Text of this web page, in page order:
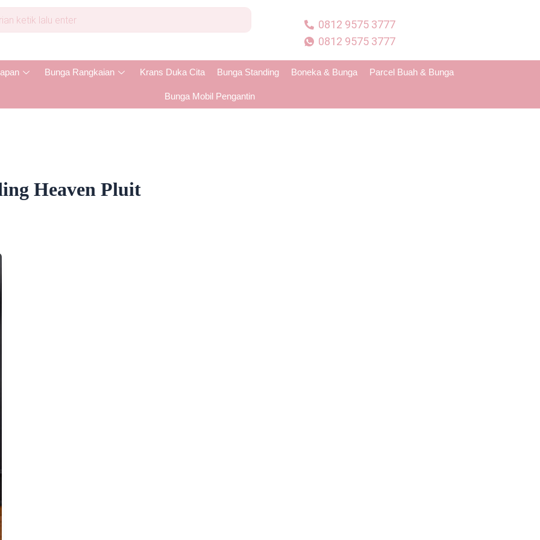
0812 9575 3777
0812 9575 3777
Bunga Rangkaian Krans Duka Cita Bunga Standing Boneka & Bunga Parcel Buah & Bunga
Bunga Mobil Pengantin
Heaven Pluit